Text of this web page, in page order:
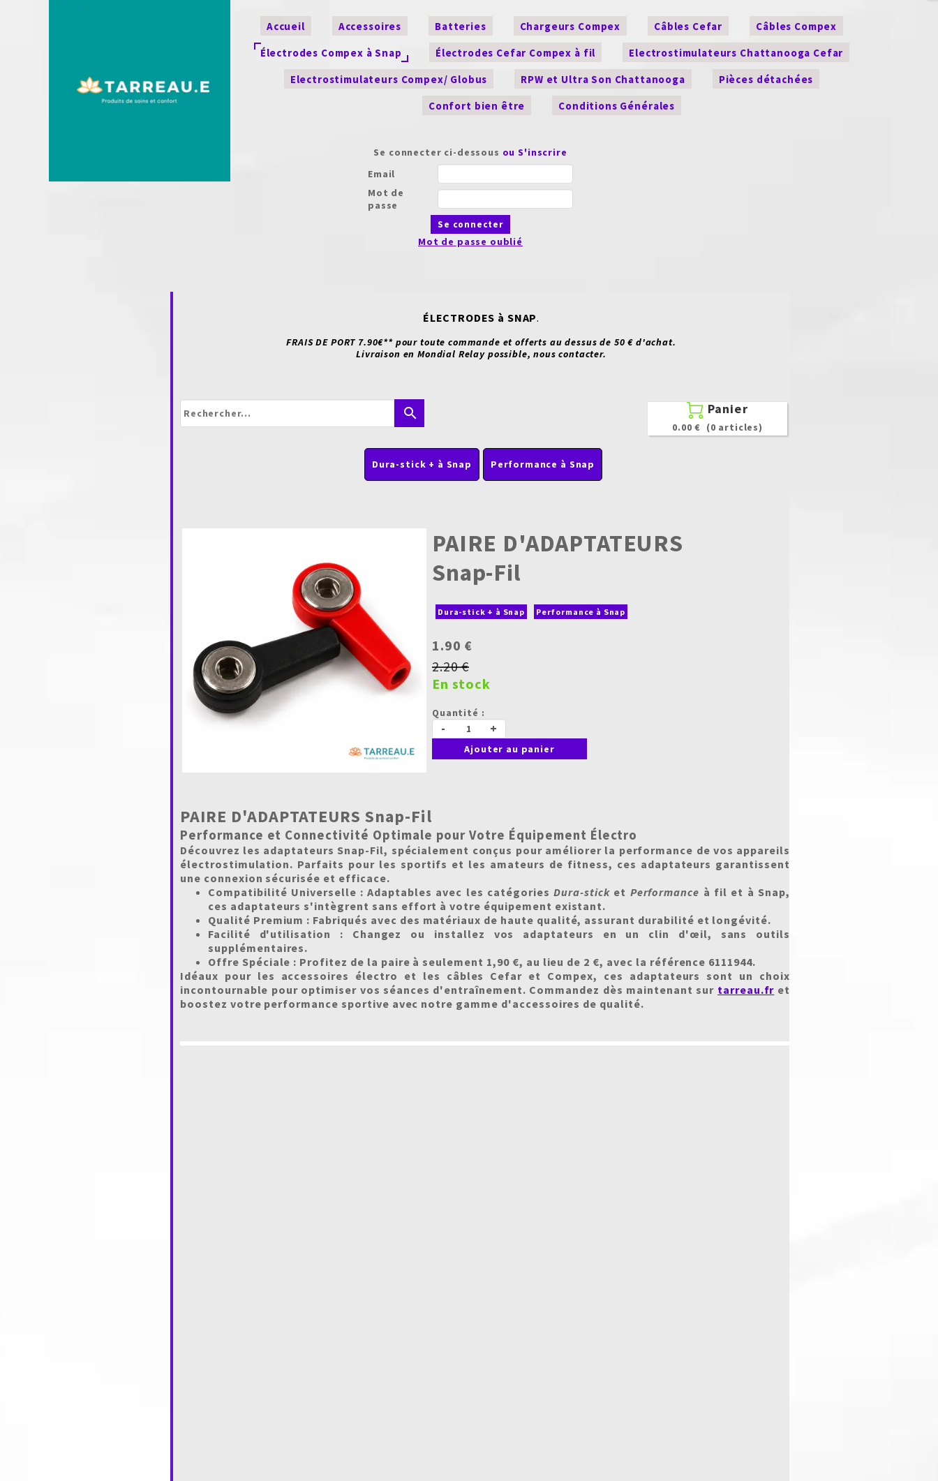
Accueil Accessoires Batteries Chargeurs Compex Câbles Cefar
Câbles Compex
Électrodes Compex à Snap
Électrodes Cefar Compex à fil
Electrostimulateurs Chattanooga Cefar
Electrostimulateurs Compex/ Globus
RPW et Ultra Son Chattanooga
Pièces détachées
Confort bien être
Conditions Générales
Se connecter ci-dessous ou S'inscrire
Email
Mot de
passe
Se connecter
Mot de passe oublié
ÉLECTRODES à SNAP.
FRAIS DE PORT 7.90€** pour toute commande et offerts au dessus de 50 € d'achat.
Livraison en Mondial Relay possible, nous contacter.
search  Panier
0.00 € (0 articles)
Dura-stick + à Snap Performance à Snap
PAIRE D'ADAPTATEURS
Snap-Fil
Dura-stick + à Snap Performance à Snap
1.90 €
2.20 €
En stock
Quantité :
- +
Ajouter au panier
PAIRE D'ADAPTATEURS Snap-Fil
Performance et Connectivité Optimale pour Votre Équipement Électro
Découvrez les adaptateurs Snap-Fil, spécialement conçus pour améliorer la performance de vos appareils
électrostimulation. Parfaits pour les sportifs et les amateurs de fitness, ces adaptateurs garantissent
une connexion sécurisée et efficace.
Compatibilité Universelle : Adaptables avec les catégoriesDura-sticket Performance à fil et à Snap,
ces adaptateurs s'intègrent sans effort à votre équipement existant.
Qualité Premium : Fabriqués avec des matériaux de haute qualité, assurant durabilité et longévité.
Facilité d'utilisation : Changez ou installez vos adaptateurs en un clin d'œil, sans outils
supplémentaires.
Offre Spéciale : Profitez de la paire à seulement 1,90 €, au lieu de 2 €, avec la référence 6111944.
Idéaux pour les accessoires électro et les câbles Cefar et Compex, ces adaptateurs sont un choix
incontournable pour optimiser vos séances d'entraînement. Commandez dès maintenant sur tarreau.fr et
boostez votre performance sportive avec notre gamme d'accessoires de qualité.